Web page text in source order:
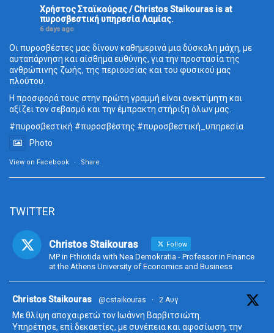
Χρήστος Σταϊκούρας / Christos Staikouras is at
πυροσβεστική υπηρεσία Λαμίας.
6 days ago
Οι πυροσβέστες μας δίνουν καθημερινά μια δύσκολη μάχη, με
αυταπάρνηση και αίσθημα ευθύνης, για την προστασία της
ανθρώπινης ζωής, της περιουσίας και του φυσικού μας
πλούτου.
Η προσφορά τους στην πρώτη γραμμή είναι ανεκτίμητη και
αξίζει τον σεβασμό και την έμπρακτη στήριξη όλων μας.
#πυροσβεστική #πυροσβέστης #πυροσβεστική_ υπηρεσία
Photo
View on Facebook · Share
TWITTER
Christos Staikouras Follow
MP in Fthiotida with Nea Demokratia - Professor in Finance
at the Athens University of Economics and Business
Christos Staikouras @cstaikouras · 2 Αυγ
Με θλίψη αποχαιρετώ τον Ιωάννη Βαρβιτσιώτη.
Υπηρέτησε, επί δεκαετίες, με συνέπεια και αφοσίωση, την